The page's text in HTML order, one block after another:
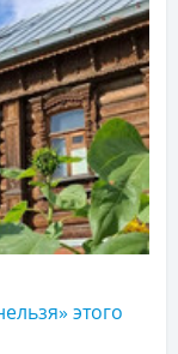
этого